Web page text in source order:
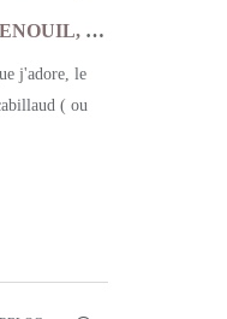
DOS DE CABILLAUD AU FENOUIL, POMMES DE TERRE ET TOMATES CERISE
j'adore, le
( ou